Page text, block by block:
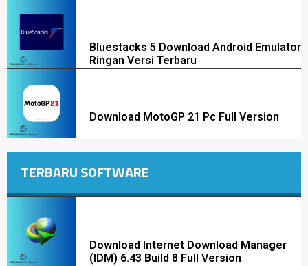
Bluestacks 5 Download Android Emulator
Ringan Versi Terbaru
Download MotoGP 21 Pc Full Version
TERBARU SOFTWARE
Download Internet Download Manager
(IDM) 6.43 Build 8 Full Version